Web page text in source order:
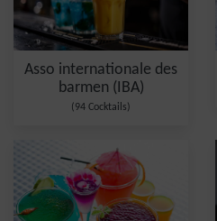
Asso internationale des
barmen (IBA)
(94 Cocktails)